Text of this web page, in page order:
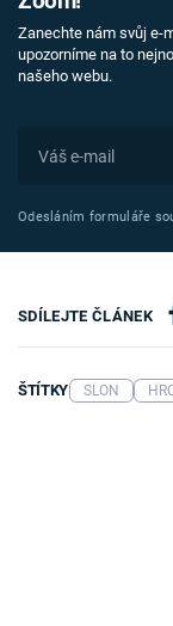
Zanechte nám svůj e-
upozorníme na to
našeho webu.
Odesláním formuláře
SDÍLEJTE ČLÁNEK
ŠTÍTKY SLON